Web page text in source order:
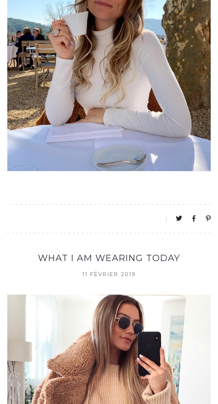
WHAT I AM WEARING TODAY
11 FÉVRIER 2019